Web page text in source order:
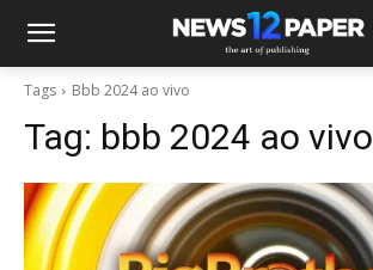
Tags Bbb 2024 ao vivo
Tag: bbb 2024 ao vivo